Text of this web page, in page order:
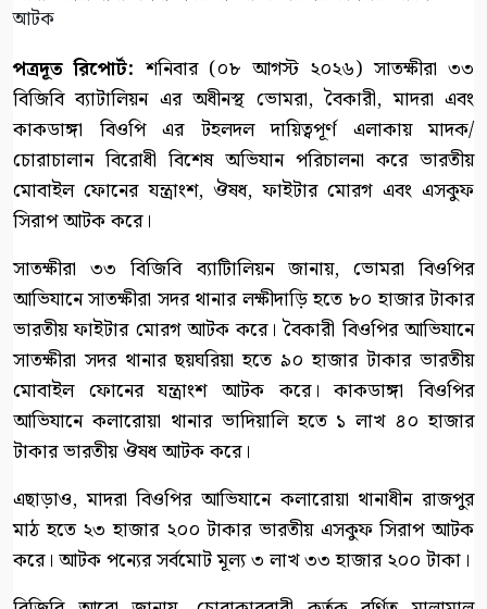
পত্রদূত রিপোর্ট: শনিবার (০৮ আগস্ট ২০২৬) সাতক্ষীরা ৩৩
বিজিবি ব্যাটালিয়ন এর অধীনস্থ ভোমরা, বৈকারী, মাদরা এবং
কাকডাঙ্গা বিওপি এর টহলদল দায়িত্বপূর্ণ এলাকায় মাদক/
চোরাচালান বিরোধী বিশেষ অভিযান পরিচালনা করে ভারতীয়
মোবাইল ফোনের যন্ত্রাংশ, ঔষধ, ফাইটার মোরগ এবং এসকুফ
সিরাপ আটক করে।
সাতক্ষীরা ৩৩ বিজিবি ব্যাটিালিয়ন জানায়, ভোমরা বিওপির
আভিযানে সাতক্ষীরা সদর থানার লক্ষীদাড়ি হতে ৮০ হাজার টাকার
ভারতীয় ফাইটার মোরগ আটক করে। বৈকারী বিওপির আভিযানে
সাতক্ষীরা সদর থানার ছয়ঘরিয়া হতে ৯০ হাজার টাকার ভারতীয়
মোবাইল ফোনের যন্ত্রাংশ আটক করে। কাকডাঙ্গা বিওপির
আভিযানে কলারোয়া থানার ভাদিয়ালি হতে ১ লাখ ৪০ হাজার
টাকার ভারতীয় ঔষধ আটক করে।
এছাড়াও, মাদরা বিওপির আভিযানে কলারোয়া থানাধীন রাজপুর
মাঠ হতে ২৩ হাজার ২০০ টাকার ভারতীয় এসকুফ সিরাপ আটক
করে। আটক পন্যের সর্বমোট মূল্য ৩ লাখ ৩৩ হাজার ২০০ টাকা।